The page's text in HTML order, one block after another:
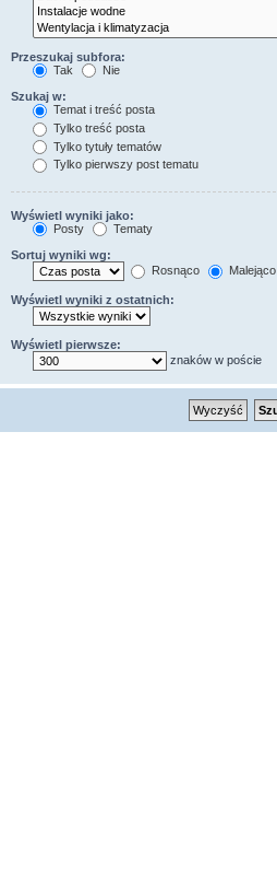
Przeszukaj subfora:
Tak
Nie
Szukaj w:
Temat i treść posta
Tylko treść posta
Tylko tytuły tematów
Tylko pierwszy post tematu
Wyświetl wyniki jako:
Posty
Tematy
Sortuj wyniki wg:
Rosnąco
Malejąco
Wyświetl wyniki z ostatnich:
Wyświetl pierwsze:
znaków w poście